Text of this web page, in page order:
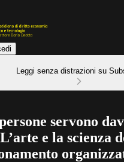
Leggi senza distrazioni su
servono
e la scienza